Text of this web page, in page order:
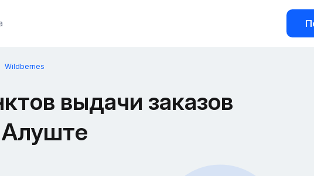
Wildberries
выдачи заказов